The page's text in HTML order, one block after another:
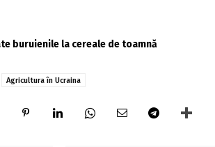
buruienile la cereale de toamnă
Agricultura în Ucraina